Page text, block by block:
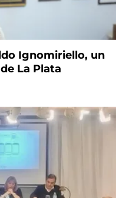
Ignomiriello, un
La Plata